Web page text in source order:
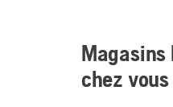
Magasins
chez